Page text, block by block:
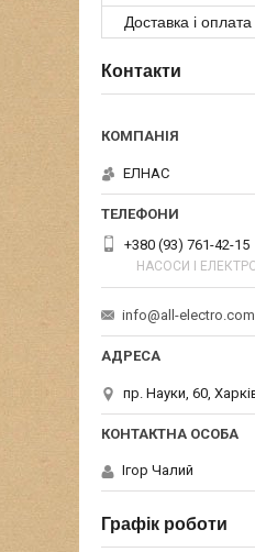
Доставка і оплата
Контакти
ЕЛНАС
+380 (93) 761-42-15
НАСОСИ І
info@all-
пр. Науки, 60,
Ігор Чалий
Графік роботи